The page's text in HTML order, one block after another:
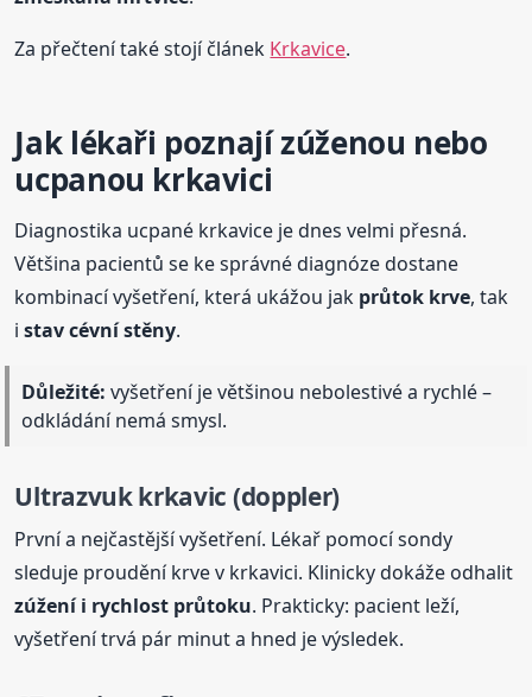
Za přečtení také stojí článek Krkavice.
Jak lékaři poznají zúženou nebo
ucpanou krkavici
Diagnostika ucpané krkavice je dnes velmi přesná.
Většina pacientů se ke správné diagnóze dostane
kombinací vyšetření, která ukážou jak průtok krve, tak
istav cévní stěny.
Důležité: vyšetření je většinou nebolestivé a rychlé –
odkládání nemá smysl.
Ultrazvuk krkavic (doppler)
První a nejčastější vyšetření. Lékař pomocí sondy
sleduje proudění krve v krkavici. Klinicky dokáže odhalit
zúžení i rychlost průtoku. Prakticky: pacient leží,
vyšetření trvá pár minut a hned je výsledek.